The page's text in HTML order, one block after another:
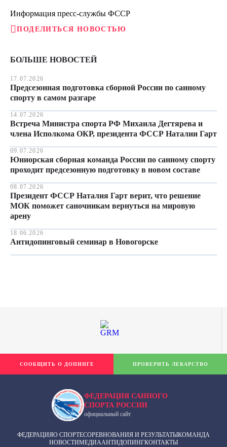
Информация пресс-службы ФССР
ПОДЕЛИТЬСЯ НОВОСТЬЮ
БОЛЬШЕ НОВОСТЕЙ
17.07.2026
Предсезонная подготовка сборной России по санному
спорту в самом разгаре
14.07.2026
Встреча Министра спорта РФ Михаила Дегтярева и
члена Исполкома ОКР, президента ФССР Наталии Гарт
09.07.2026
Юниорская сборная команда России по санному спорту
проходит предсезонную подготовку в новом составе
08.07.2026
Президент ФССР Наталия Гарт верит, что решение
МОК поможет саночникам вернуться на мировую
арену
18.06.2026
Антидопинговый семинар в Новогорске
ФЕДЕРАЦИЯ САННОГО
СПОРТА РОССИИ
официальный сайт
ФЕДЕРАЦИЯО СПОРТЕСОРЕВНОВАНИЯ И РЕЗУЛЬТАТЫКОМАНДА
НОВОСТИМЕДИААНТИДОПИНГКОНТАКТЫ
СООБЩИТЬ О ДОПИНГЕ ПРОВЕРИТЬ ЛЕКАРСТВО